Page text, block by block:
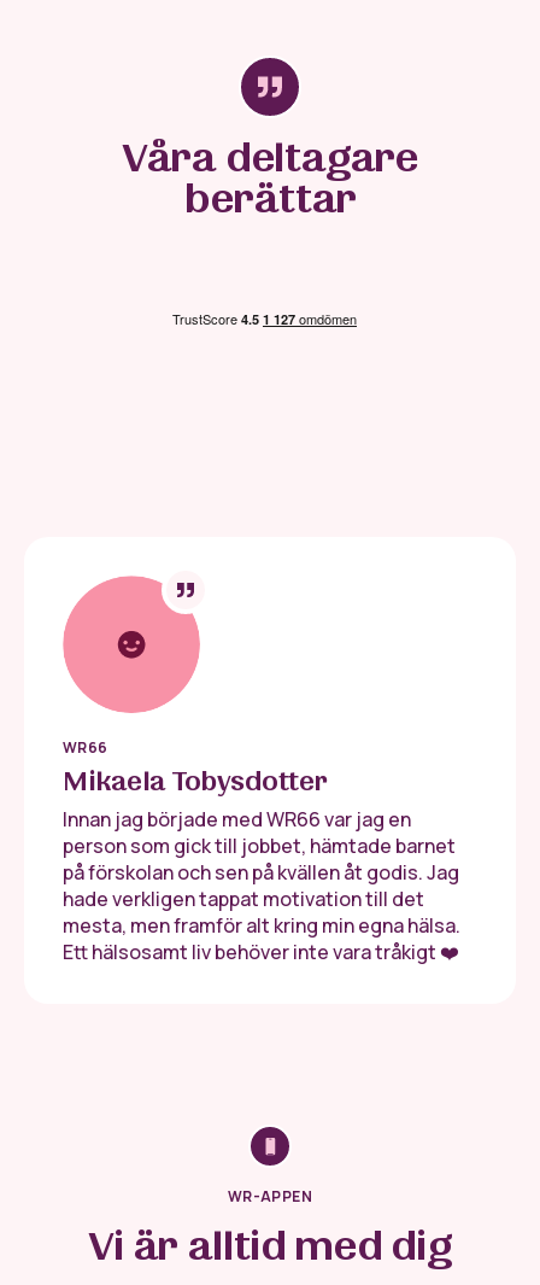
Våra deltagare
berättar
WR66
Mikaela Tobysdotter
Innan jag började med WR66 var jag en
person som gick till jobbet, hämtade barnet
på förskolan och sen på kvällen åt godis. Jag
hade verkligen tappat motivation till det
mesta, men framför alt kring min egna hälsa.
Ett hälsosamt liv behöver inte vara tråkigt ❤️
WR-APPEN
Vi är alltid med dig